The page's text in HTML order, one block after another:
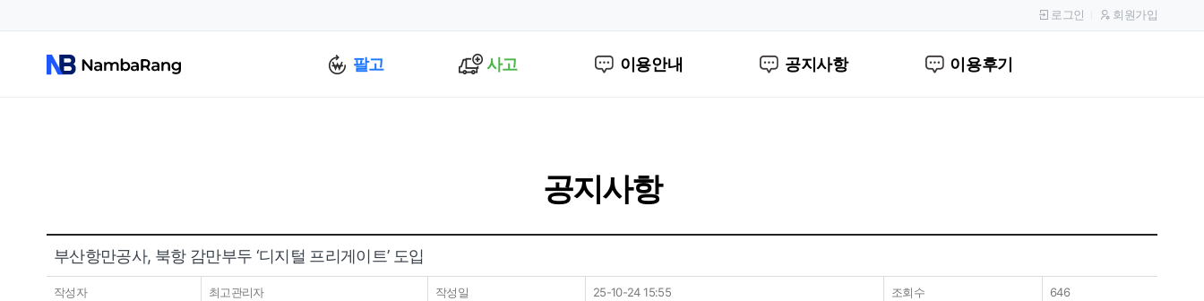
로그인 회원가입
팔고 사고 이용안내 공지사항 이용후기
공지사항
부산항만공사, 북항 감만부두 ‘디지털 프리게이트’ 도입
작성자 최고관리자 작성일 25-10-24 15:55 조회수 646